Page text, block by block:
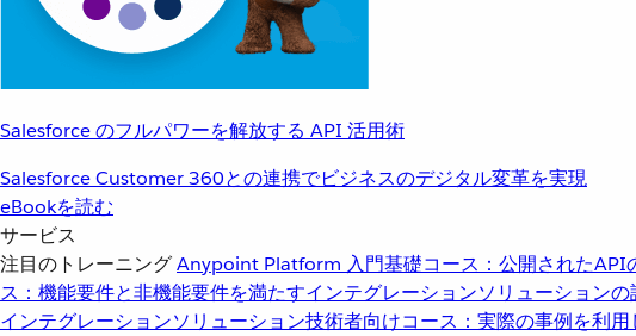
Salesforce のフルパワーを解放する API 活用術
Salesforce Customer 360との連携でビジネスのデジタル変革を実現
eBookを読む
サービス
注目のトレーニングAnypoint Platform 入門基礎コース：公開されたAPI
ス：機能要件と非機能要件を満たすインテグレーションソリューションの
インテグレーションソリューション技術者向けコース：実際の事例を利用